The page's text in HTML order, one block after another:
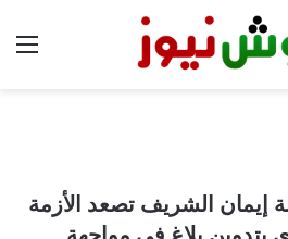
إيمان الشريف تصعد الأزمة